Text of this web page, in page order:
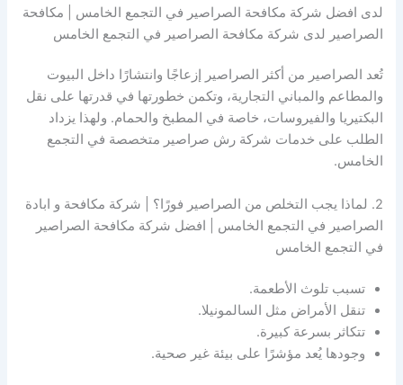
لدى افضل شركة مكافحة الصراصير في التجمع الخامس | مكافحة
الصراصير لدى شركة مكافحة الصراصير في التجمع الخامس
تُعد الصراصير من أكثر الصراصير إزعاجًا وانتشارًا داخل البيوت
والمطاعم والمباني التجارية، وتكمن خطورتها في قدرتها على نقل
البكتيريا والفيروسات، خاصة في المطبخ والحمام. ولهذا يزداد
الطلب على خدمات شركة رش صراصير متخصصة في التجمع
الخامس.
2. لماذا يجب التخلص من الصراصير فورًا؟ | شركة مكافحة و ابادة
الصراصير في التجمع الخامس | افضل شركة مكافحة الصراصير
في التجمع الخامس
تسبب تلوث الأطعمة.
تنقل الأمراض مثل السالمونيلا.
تتكاثر بسرعة كبيرة.
وجودها يُعد مؤشرًا على بيئة غير صحية.